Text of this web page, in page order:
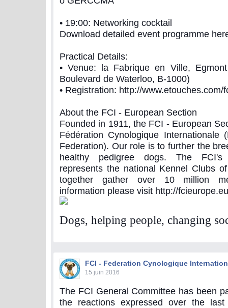
• 19:00: Networking cocktail
Download detailed event programme
Practical Details:
• Venue: la Fabrique en Ville,
Boulevard de Waterloo, B-1000)
• Registration: http://www.etouches.com/
About the FCI - European Section
Founded in 1911, the FCI - European
Fédération Cynologique Internationale
Federation). Our role is to further the
healthy pedigree dogs. The FCI's
represents the national Kennel Clubs
together gather over 10 million
information please visit http://
Dogs, helping people, changing
FCI - Federation Cynologique
15 juin 2016
The FCI General Committee has been
the reactions expressed over the